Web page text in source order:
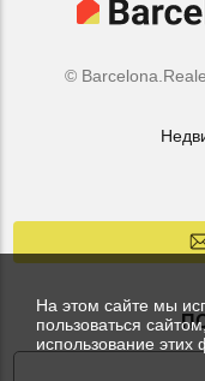
©
На этом сайте мы
пользоваться
использование этих